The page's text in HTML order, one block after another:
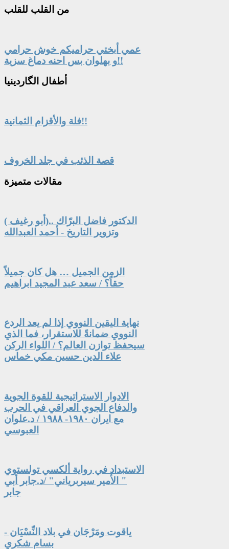
من القلب للقلب
عمي أبختي حراميكم خوش حرامي
و بهلوان بس احنه دماغ سزية!!
أطفال الگاردينيا
فلة والأقزام الثمانية!!
قصة الذئب في جلد الخروف
مقالات متميزة
الدكتور فاضل البرّاك ..(أبو رغيف )
وتزوير التاريخ - أحمد العبدالله
الزمن الجميل … هل كان جميلاً
حقاً؟ / سعد عبد المجيد ابراهيم
نهاية اليقين النووي إذا لم يعد الردع
النووي ضمانةً للاستقرار، فما الذي
سيحفظ توازن العالم؟ / اللواء الركن
علاء الدين حسين مكي خماس
الادوار الاستراتيجية للقوة الجوية
والدفاع الجوي العراقي في الحرب
مع ايران ١٩٨٠- ١٩٨٨ / د.علوان
العبوسي
الاستبداد في رواية ألكسي تولستوي
" الأمير سيربرياني" /د.جابر أبي
جابر
ياقوت ومَرْجَان في بلاد النِّسْيَان -
بسام شكري